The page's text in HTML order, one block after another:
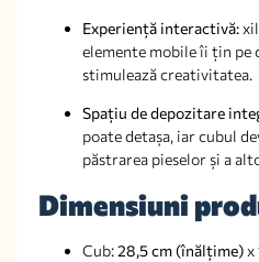
Experiență interactivă:
elemente mobile îi țin pe
stimulează creativitatea.
Spațiu de depozitare
poate detașa, iar cubul
păstrarea pieselor și a
Dimensiuni
Cub:28,5 cm (înălțime)x